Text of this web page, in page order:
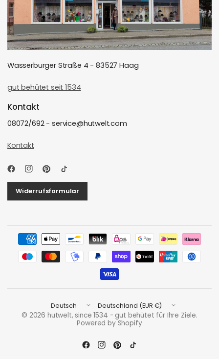
Wasserburger Straße 4 - 83527 Haag
gut behütet seit 1534
Kontakt
08072/692 - service@hutwelt.com
Kontakt
Widerrufsformular
Land/Region
aktualisieren
Land/Region
aktualisieren
© 2026 hutwelt, since 1534 - gut behütet für Ihre Ziele.
Powered by Shopify